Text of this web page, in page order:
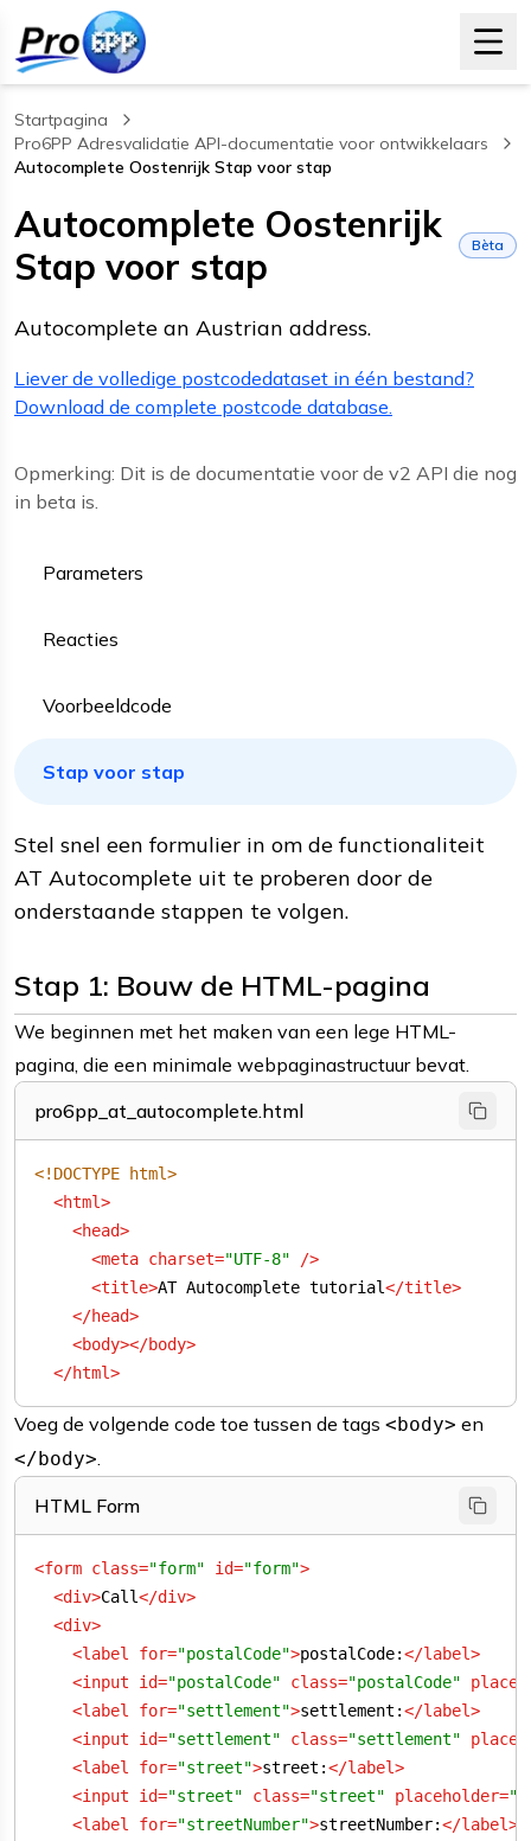
Startpagina
Pro6PP Adresvalidatie API-documentatie voor ontwikkelaars
Autocomplete Oostenrijk Stap voor stap
, current page
Autocomplete Oostenrijk
Stap voor stap
Bèta
Autocomplete an Austrian address.
Liever de volledige postcodedataset in één bestand?
Download de complete postcode database.
Opmerking: Dit is de documentatie voor de v2 API die nog
in beta is.
Parameters
Reacties
Voorbeeldcode
Stap voor stap
Stel snel een formulier in om de functionaliteit
AT Autocomplete uit te proberen door de
onderstaande stappen te volgen.
Stap 1: Bouw de HTML-pagina
We beginnen met het maken van een lege HTML-
pagina, die een minimale webpaginastructuur bevat.
pro6pp_at_autocomplete.html
<!DOCTYPE html>
<html>
<head>
<meta charset="UTF-8" />
<title>AT Autocomplete tutorial</title>
</head>
<body></body>
</html>
Voeg de volgende code toe tussen de tags <body> en
</body>
HTML Form
<form class="form" id="form">
<div>Call</div>
<div>
<label for="postalCode">postalCode:</label>
<input id="postalCode" class="postalCode"
<label for="settlement">settlement:</label>
<input id="settlement" class="settlement"
<label for="street">street:</label>
<input id="street" class="street" placeholder=
<label for="streetNumber">streetNumber:</label>